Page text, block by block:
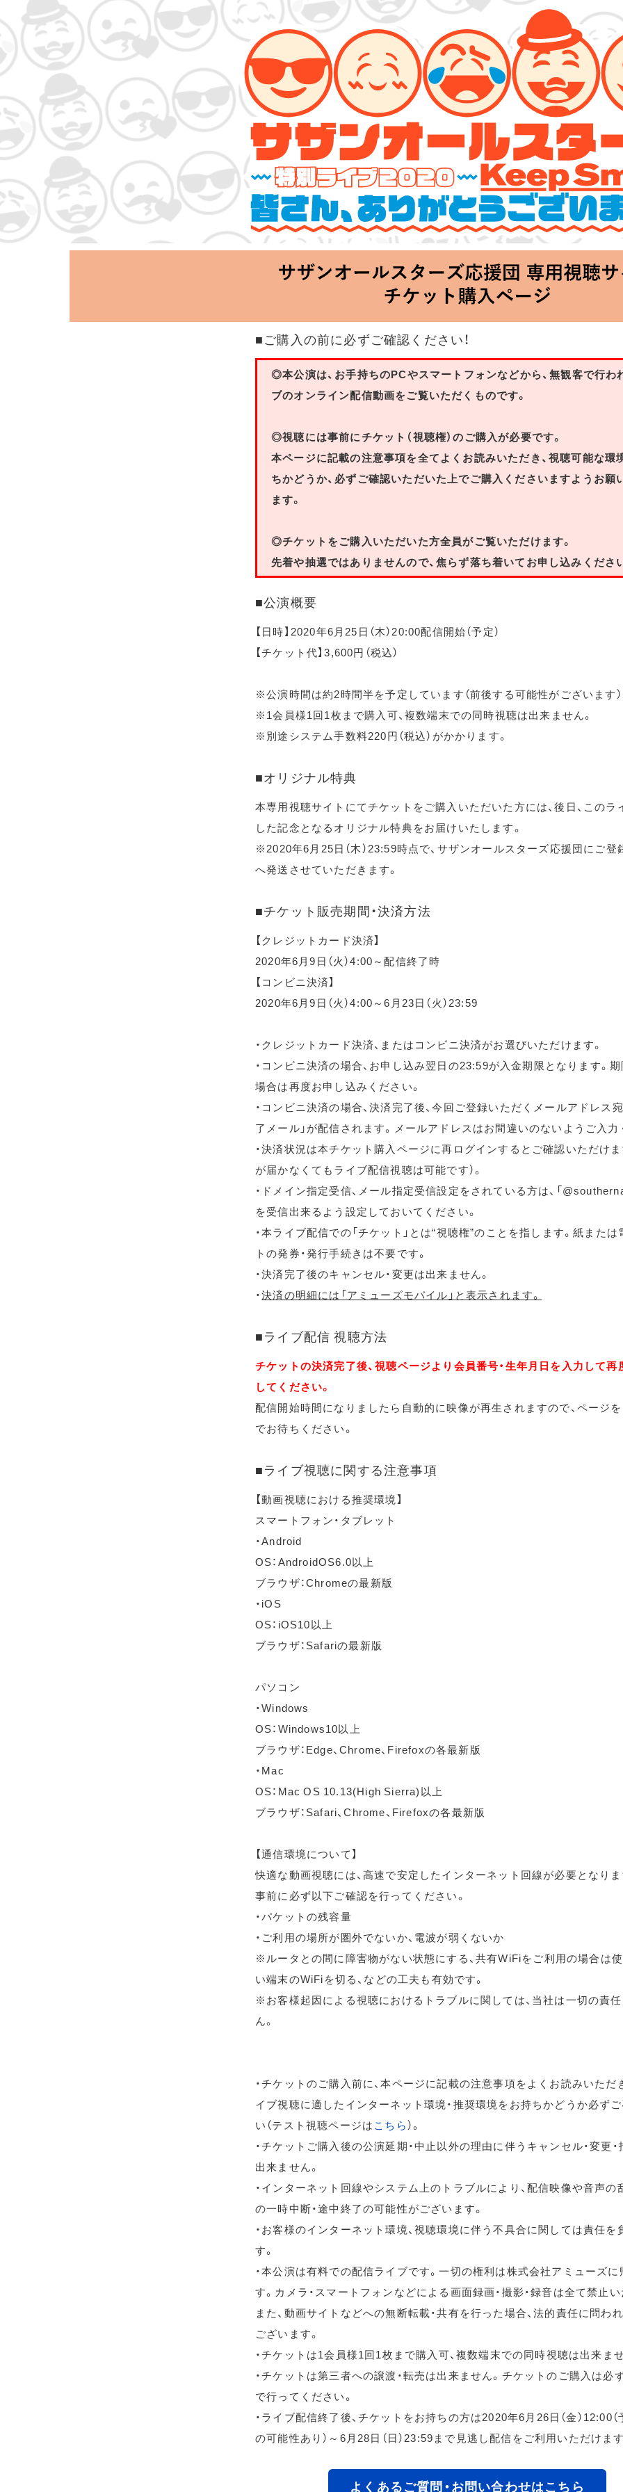
サザンオールスターズ 特別ライブ 2020
「Keep Smilin’～皆さん、ありがとうございます!!～」
2020.06.25 Thu 20:00 Start at 横浜アリーナ
■ご購入の前に必ずご確認ください！
◎本公演は、お手持ちのPCやスマートフォンなどから、無観客で行わ
ブのオンライン配信動画をご覧いただくものです。
◎視聴には事前にチケット（視聴権）のご購入が必要です。
本ページに記載の注意事項を全てよくお読みいただき、視聴可能な環
ちかどうか、必ずご確認いただいた上でご購入くださいますようお願
ます。
◎チケットをご購入いただいた方全員がご覧いただけます。
先着や抽選ではありませんので、焦らず落ち着いてお申し込みくださ
■公演概要
【日時】2020年6月25日（木）20:00配信開始（予定）
【チケット代】3,600円（税込）
※公演時間は約2時間半を予定しています（前後する可能性がございます）
※1会員様1回1枚まで購入可、複数端末での同時視聴は出来ません。
※別途システム手数料220円（税込）がかかります。
■オリジナル特典
本専用視聴サイトにてチケットをご購入いただいた方には、後日、このラ
した記念となるオリジナル特典をお届けいたします。
※2020年6月25日（木）23:59時点で、サザンオールスターズ応援団にご登
へ発送させていただきます。
■チケット販売期間・決済方法
【クレジットカード決済】
2020年6月9日（火）4:00～配信終了時
【コンビニ決済】
2020年6月9日（火）4:00～6月23日（火）23:59
・クレジットカード決済、またはコンビニ決済がお選びいただけます。
・コンビニ決済の場合、お申し込み翌日の23:59が入金期限となります。
場合は再度お申し込みください。
・コンビニ決済の場合、決済完了後、今回ご登録いただくメールアドレス
了メール」が配信されます。メールアドレスはお間違いのないようご入力
・決済状況は本チケット購入ページに再ログインするとご確認いただけま
が届かなくてもライブ配信視聴は可能です）。
・ドメイン指定受信、メール指定受信設定をされている方は、「
を受信出来るよう設定しておいてください。
・本ライブ配信での「チケット」とは“視聴権”のことを指します。紙または
トの発券・発行手続きは不要です。
・決済完了後のキャンセル・変更は出来ません。
・決済の明細には「アミューズモバイル」と表示されます。
■ライブ配信 視聴方法
チケットの決済完了後、視聴ページより会員番号・生年月日を入力して再
してください。
配信開始時間になりましたら自動的に映像が再生されますので、ページ
でお待ちください。
■ライブ視聴に関する注意事項
【動画視聴における推奨環境】
スマートフォン・タブレット
・Android
OS：AndroidOS6.0以上
ブラウザ：Chromeの最新版
・iOS
OS：iOS10以上
ブラウザ：Safariの最新版
パソコン
・Windows
OS：Windows10以上
ブラウザ：Edge、Chrome、Firefoxの各最新版
・Mac
OS：Mac OS 10.13(High Sierra)以上
ブラウザ：Safari、Chrome、Firefoxの各最新版
【通信環境について】
快適な動画視聴には、高速で安定したインターネット回線が必要となりま
事前に必ず以下ご確認を行ってください。
・パケットの残容量
・ご利用の場所が圏外でないか、電波が弱くないか
※ルータとの間に障害物がない状態にする、共有WiFiをご利用の場合は
い端末のWiFiを切る、などの工夫も有効です。
※お客様起因による視聴におけるトラブルに関しては、当社は一切の責
ん。
・チケットのご購入前に、本ページに記載の注意事項をよくお読みいただ
イブ視聴に適したインターネット環境・推奨環境をお持ちかどうか必ず
い（テスト視聴ページはこちら）。
・チケットご購入後の公演延期・中止以外の理由に伴うキャンセル・変更
出来ません。
・インターネット回線やシステム上のトラブルにより、配信映像や音声の
の一時中断・途中終了の可能性がございます。
・お客様のインターネット環境、視聴環境に伴う不具合に関しては責任を
す。
・本公演は有料での配信ライブです。一切の権利は株式会社アミューズに
す。カメラ・スマートフォンなどによる画面録画・撮影・録音は全て禁止い
また、動画サイトなどへの無断転載・共有を行った場合、法的責任に問わ
ございます。
・チケットは1会員様1回1枚まで購入可、複数端末での同時視聴は出来ませ
・チケットは第三者への譲渡・転売は出来ません。チケットのご購入は必
で行ってください。
・ライブ配信終了後、チケットをお持ちの方は2020年6月26日（金）12:00
の可能性あり）～6月28日（日）23:59まで見逃し配信をご利用いただけます
よくあるご質問・お問い合わせはこちら